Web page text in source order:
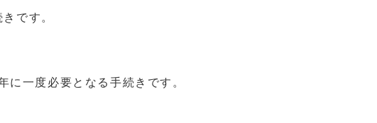
です。
一度必要となる手続きです。